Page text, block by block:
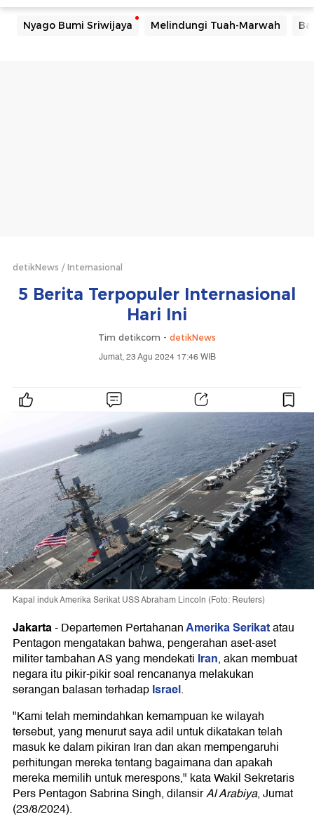
Nyago Bumi Sriwijaya Melindungi Tuah-Marwah
detikNews Internasional
5 Berita Terpopuler Internasional
Hari Ini
Tim detikcom - detikNews
Jumat, 23 Agu 2024 17:46 WIB
Kapal induk Amerika Serikat USS Abraham Lincoln (Foto: Reuters)
Jakarta-Departemen PertahananAmerika Serikatatau
Pentagon mengatakan bahwa, pengerahan aset-aset
militer tambahan AS yang mendekati Iran, akan membuat
negara itu pikir-pikir soal rencananya melakukan
serangan balasan terhadapIsrael.
"Kami telah memindahkan kemampuan ke wilayah
tersebut, yang menurut saya adil untuk dikatakan telah
masuk ke dalam pikiran Iran dan akan mempengaruhi
perhitungan mereka tentang bagaimana dan apakah
mereka memilih untuk merespons," kata Wakil Sekretaris
Pers Pentagon Sabrina Singh, dilansirAl Arabiya, Jumat
(23/8/2024).